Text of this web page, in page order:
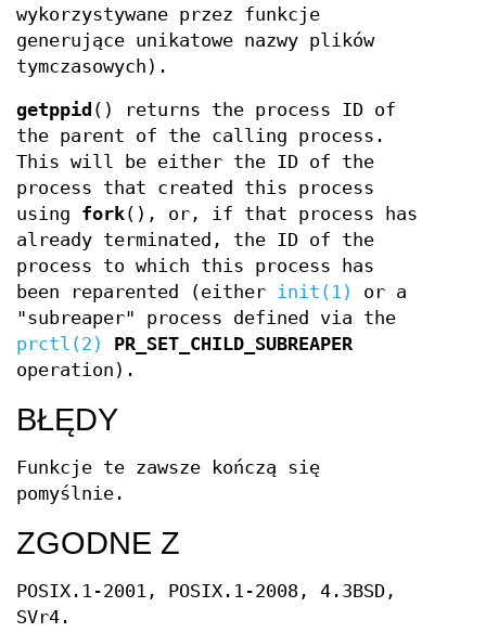
wykorzystywane przez funkcje
generujące unikatowe nazwy plików
tymczasowych).
getppid () returns the process ID of
the parent of the calling process.
This will be either the ID of the
process that created this process
using fork(), or, if that process has
already terminated, the ID of the
process to which this process has
been reparented (either init(1)
or a
"subreaper" process defined via the
prctl(2)
PR_SET_CHILD_SUBREAPER
operation).
BŁĘDY
Funkcje te zawsze kończą się
pomyślnie.
ZGODNE Z
POSIX.1-2001, POSIX.1-2008, 4.3BSD,
SVr4.